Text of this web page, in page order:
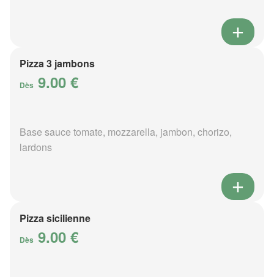
Pizza 3 jambons
Dès 9.00 €
Base sauce tomate, mozzarella, jambon, chorizo,
lardons
Pizza sicilienne
Dès 9.00 €